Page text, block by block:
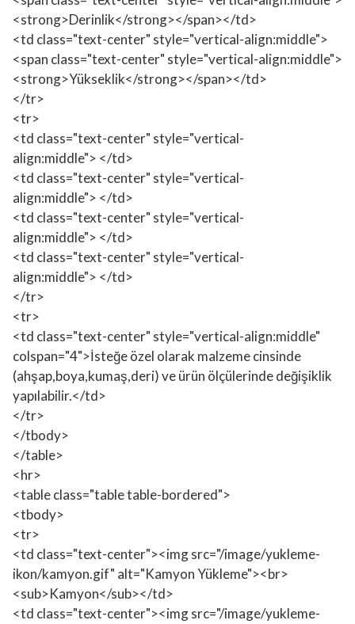
<strong>Derinlik</strong></span></td>
<td class="text-center" style="vertical-align:middle">
<span class="text-center" style="vertical-align:middle">
<strong>Yükseklik</strong></span></td>
</tr>
<tr>
<td class="text-center" style="vertical-
align:middle"> </td>
<td class="text-center" style="vertical-
align:middle"> </td>
<td class="text-center" style="vertical-
align:middle"> </td>
<td class="text-center" style="vertical-
align:middle"> </td>
</tr>
<tr>
<td class="text-center" style="vertical-align:middle"
colspan="4">İsteğe özel olarak malzeme cinsinde
(ahşap,boya,kumaş,deri) ve ürün ölçülerinde değişiklik
yapılabilir.</td>
</tr>
</tbody>
</table>
<hr>
<table class="table table-bordered">
<tbody>
<tr>
<td class="text-center"><img src="/image/yukleme-
ikon/kamyon.gif" alt="Kamyon Yükleme"><br>
<sub>Kamyon</sub></td>
<td class="text-center"><img src="/image/yukleme-